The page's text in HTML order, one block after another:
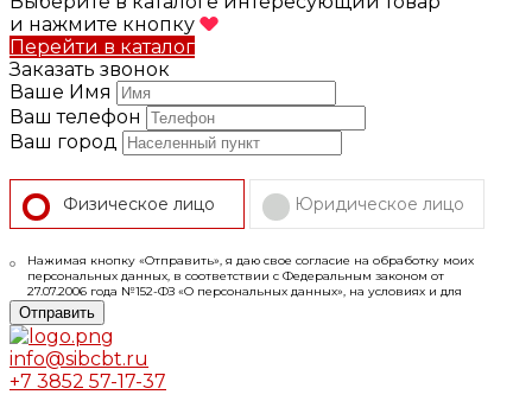
и нажмите кнопку
Перейти в каталог
Заказать звонок
Ваше Имя
Ваш телефон
Ваш город
Физическое лицо Юридическое лицо
Нажимая кнопку «Отправить», я даю свое согласие на обработку моих
персональных данных, в соответствии с Федеральным законом от
27.07.2006 года №152-ФЗ «О персональных данных», на условиях и для
целей, определенных в
Политике конфиденциальности
Отправить
info@sibcbt.ru
+7 3852 57-17-37